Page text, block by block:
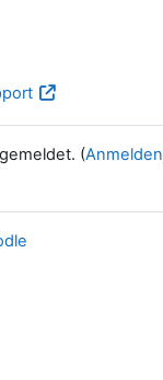
(Anmelden